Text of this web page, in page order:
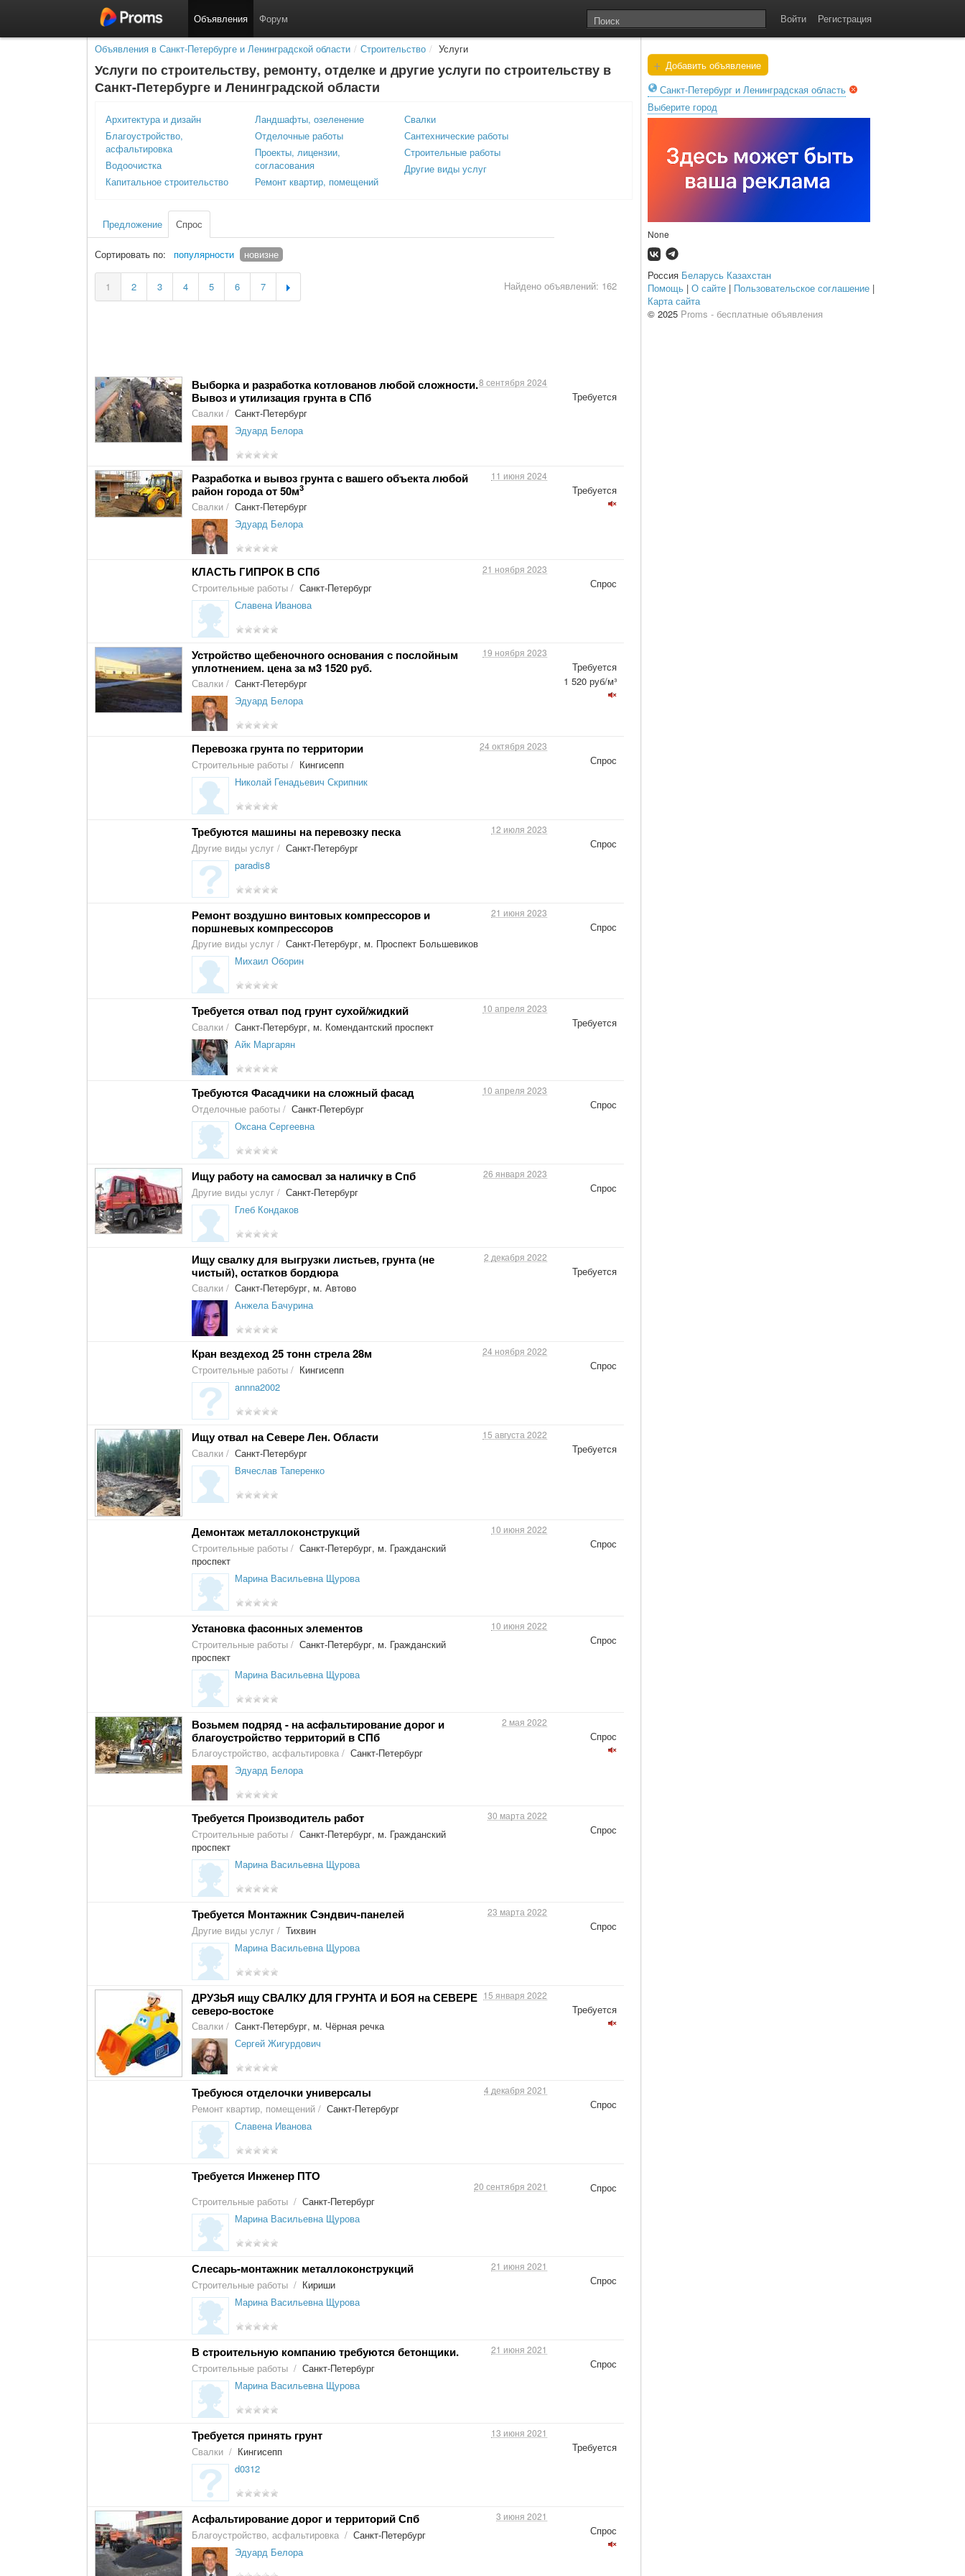
Объявления Форум Войти Регистрация
Объявления в Санкт-Петербурге и Ленинградской области / Строительство / Услуги
Услуги по строительству, ремонту, отделке и другие услуги по строительству в
Санкт-Петербурге и Ленинградской области
Архитектура и дизайн
Благоустройство,
асфальтировка
Водоочистка
Капитальное строительство
Ландшафты, озеленение
Отделочные работы
Проекты, лицензии,
согласования
Ремонт квартир, помещений
Свалки
Сантехнические работы
Строительные работы
Другие виды услуг
Предложение Спрос
Сортировать по: популярности новизне
1 2 3 4 5 6 7 Найдено объявлений: 162
Выборка и разработка котлованов любой сложности.
Вывоз и утилизация грунта в СПб
8 сентября 2024
Свалки / Санкт-Петербург
Требуется
Эдуард Белора
Разработка и вывоз грунта с вашего объекта любой
район города от 50м3
11 июня 2024
Свалки / Санкт-Петербург
Требуется
Эдуард Белора
КЛАСТЬ ГИПРОК В СПб 21 ноября 2023
Строительные работы / Санкт-Петербург
Спрос
Славена Иванова
Устройство щебеночного основания с послойным
уплотнением. цена за м3 1520 руб.
19 ноября 2023
Свалки / Санкт-Петербург
Требуется
1 520 руб/м³
Эдуард Белора
Перевозка грунта по территории 24 октября 2023
Строительные работы / Кингисепп
Спрос
Николай Генадьевич Скрипник
Требуются машины на перевозку песка 12 июля 2023
Другие виды услуг / Санкт-Петербург
Спрос
paradis8
Ремонт воздушно винтовых компрессоров и
поршневых компрессоров
21 июня 2023
Другие виды услуг / Санкт-Петербург, м. Проспект Большевиков
Спрос
Михаил Оборин
Требуется отвал под грунт сухой/жидкий 10 апреля 2023
Свалки / Санкт-Петербург, м. Комендантский проспект
Требуется
Айк Маргарян
Требуются Фасадчики на сложный фасад 10 апреля 2023
Отделочные работы / Санкт-Петербург
Спрос
Оксана Сергеевна
Ищу работу на самосвал за наличку в Спб 26 января 2023
Другие виды услуг / Санкт-Петербург
Спрос
Глеб Кондаков
Ищу свалку для выгрузки листьев, грунта (не
чистый), остатков бордюра
2 декабря 2022
Свалки / Санкт-Петербург, м. Автово
Требуется
Анжела Бачурина
Кран вездеход 25 тонн стрела 28м 24 ноября 2022
Строительные работы / Кингисепп
Спрос
annna2002
Ищу отвал на Севере Лен. Области 15 августа 2022
Свалки / Санкт-Петербург
Требуется
Вячеслав Таперенко
Демонтаж металлоконструкций 10 июня 2022
Строительные работы / Санкт-Петербург, м. Гражданский
проспект
Спрос
Марина Васильевна Щурова
Установка фасонных элементов 10 июня 2022
Строительные работы / Санкт-Петербург, м. Гражданский
проспект
Спрос
Марина Васильевна Щурова
Возьмем подряд - на асфальтирование дорог и
благоустройство территорий в СПб
2 мая 2022
Благоустройство, асфальтировка / Санкт-Петербург
Спрос
Эдуард Белора
Требуется Производитель работ 30 марта 2022
Строительные работы / Санкт-Петербург, м. Гражданский
проспект
Спрос
Марина Васильевна Щурова
Требуется Монтажник Сэндвич-панелей 23 марта 2022
Другие виды услуг / Тихвин
Спрос
Марина Васильевна Щурова
ДРУЗЬЯ ищу СВАЛКУ ДЛЯ ГРУНТА И БОЯ на СЕВЕРЕ
северо-востоке
15 января 2022
Свалки / Санкт-Петербург, м. Чёрная речка
Требуется
Сергей Жигурдович
Требуюся отделочки универсалы 4 декабря 2021
Ремонт квартир, помещений / Санкт-Петербург
Спрос
Славена Иванова
Требуется Инженер ПТО
20 сентября 2021
Строительные работы / Санкт-Петербург
Спрос
Марина Васильевна Щурова
Слесарь-монтажник металлоконструкций 21 июня 2021
Строительные работы / Кириши
Спрос
Марина Васильевна Щурова
В строительную компанию требуются бетонщики. 21 июня 2021
Строительные работы / Санкт-Петербург
Спрос
Марина Васильевна Щурова
Требуется принять грунт 13 июня 2021
Свалки / Кингисепп
Требуется
d0312
Асфальтирование дорог и территорий Спб 3 июня 2021
Благоустройство, асфальтировка / Санкт-Петербург
Спрос
Эдуард Белора
+ Добавить объявление
Санкт-Петербург и Ленинградская область
Выберите город
None
Россия Беларусь Казахстан
Помощь | О сайте | Пользовательское соглашение |
Карта сайта
© 2025 Proms - бесплатные объявления